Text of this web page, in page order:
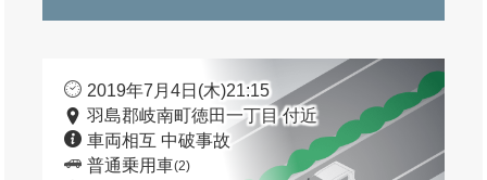
2019年7月4日(木)21:15
羽島郡岐南町徳田一丁目 付近
車両相互 中破事故
普通乗用車(2)